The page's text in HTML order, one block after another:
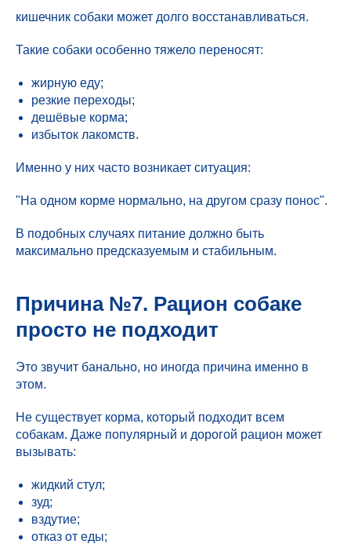
кишечник собаки может долго восстанавливаться.
Такие собаки особенно тяжело переносят:
жирную еду;
резкие переходы;
дешёвые корма;
избыток лакомств.
Именно у них часто возникает ситуация:
"На одном корме нормально, на другом сразу понос".
В подобных случаях питание должно быть
максимально предсказуемым и стабильным.
Причина №7. Рацион собаке
просто не подходит
Это звучит банально, но иногда причина именно в
этом.
Не существует корма, который подходит всем
собакам. Даже популярный и дорогой рацион может
вызывать:
жидкий стул;
зуд;
вздутие;
отказ от еды;